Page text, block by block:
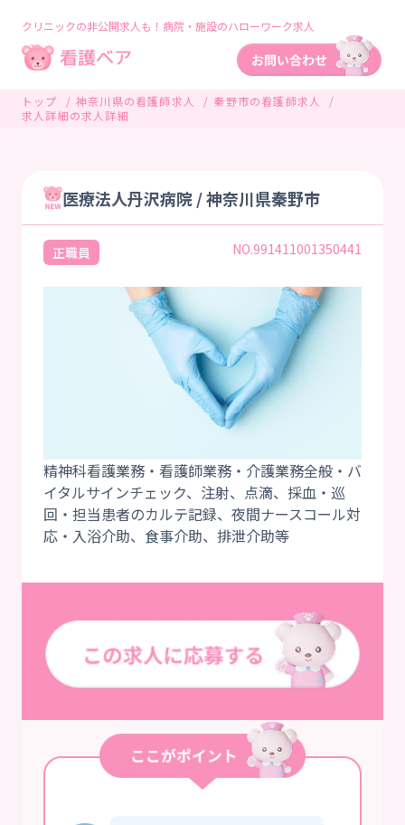
クリニックの非公開求人も！病院・施設のハローワーク求人
トップ 神奈川県の看護師求人
秦野市の看護師求人
求人詳細の求人詳細
医療法人丹沢病院 / 神奈川県秦野市
正職員 NO.991411001350441
精神科看護業務・看護師業務・介護業務全般・バ
イタルサインチェック、注射、点滴、採血・巡
回・担当患者のカルテ記録、夜間ナースコール対